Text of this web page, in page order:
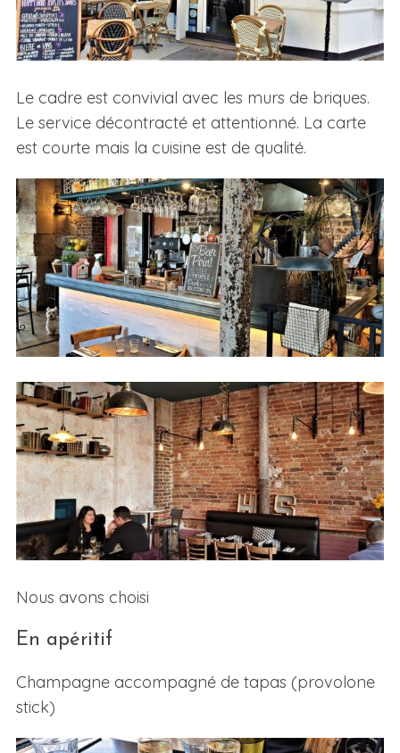
Le cadre est convivial avec les murs de briques.
Le service décontracté et attentionné. La carte
est courte mais la cuisine est de qualité.
Nous avons choisi
En apéritif
Champagne accompagné de tapas (provolone
stick)